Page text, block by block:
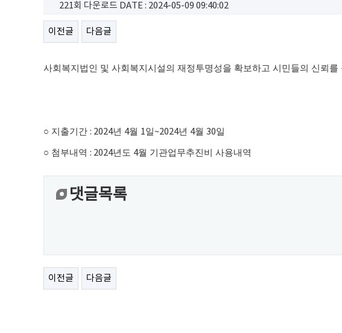
221회 다운로드 DATE : 2024-05-09 09:40:02
이전글 다음글
사회복지법인 및 사회복지시설의 재정투명성을 확보하고 시민들의 신뢰를
○ 지출기간 : 2024년 4월 1일~2024년 4월 30일
○ 첨부내역 : 2024년도 4월 기관업무추진비 사용내역
댓글목록
이전글 다음글